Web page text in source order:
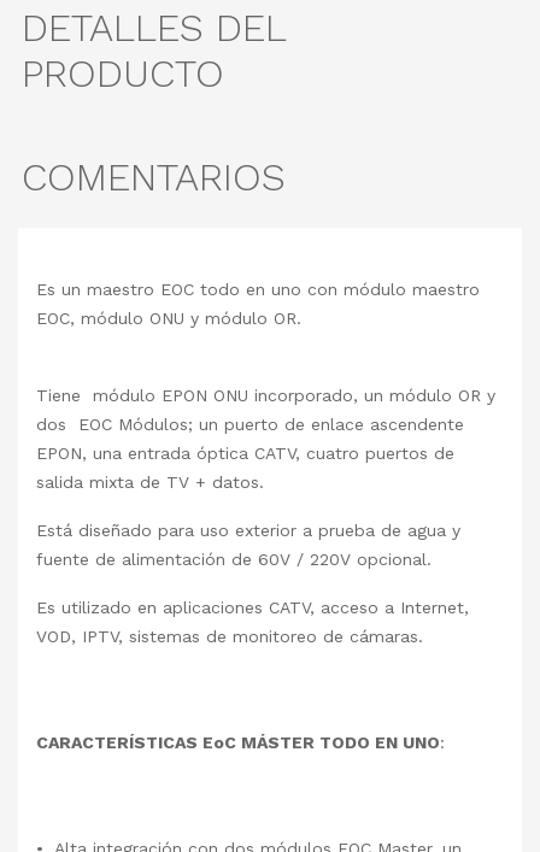
DETALLES DEL
PRODUCTO
COMENTARIOS
Es un maestro EOC todo en uno con módulo maestro
EOC, módulo ONU y módulo OR.
Tiene módulo EPON ONU incorporado, un módulo OR y
dos EOC Módulos; un puerto de enlace ascendente
EPON, una entrada óptica CATV, cuatro puertos de
salida mixta de TV + datos.
Está diseñado para uso exterior a prueba de agua y
fuente de alimentación de 60V / 220V opcional.
Es utilizado en aplicaciones CATV, acceso a Internet,
VOD, IPTV, sistemas de monitoreo de cámaras.
CARACTERÍSTICAS EoC MÁSTER TODO EN UNO: